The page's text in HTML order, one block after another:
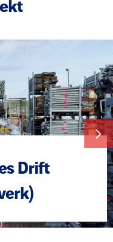
Drift